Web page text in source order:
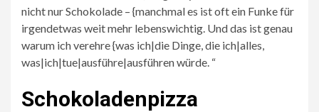
nicht nur Schokolade – {manchmal es ist oft ein Funke für
irgendetwas weit mehr lebenswichtig. Und das ist genau
warum ich verehre {was ich|die Dinge, die ich|alles,
was|ich|tue|ausführe|ausführen würde. “
Schokoladenpizza